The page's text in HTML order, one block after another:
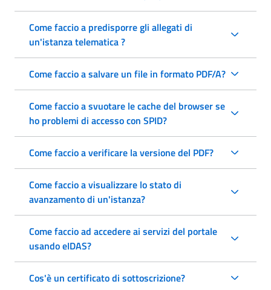
Come faccio a predisporre gli allegati di
un'istanza telematica ?
Come faccio a salvare un file in formato PDF/A?
Come faccio a svuotare le cache del browser se
ho problemi di accesso con SPID?
Come faccio a verificare la versione del PDF?
Come faccio a visualizzare lo stato di
avanzamento di un'istanza?
Come faccio ad accedere ai servizi del portale
usando eIDAS?
Cos'è un certificato di sottoscrizione?